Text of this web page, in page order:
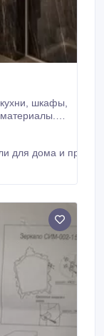
для дома и